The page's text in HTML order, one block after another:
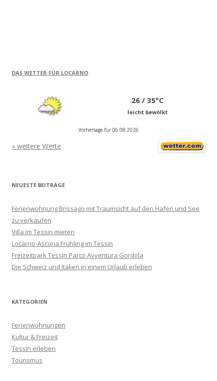
DAS WETTER FÜR LOCARNO
26 / 35°C
leicht bewölkt
Vorhersage für 06.08.2026
» weitere Werte
NEUESTE BEITRÄGE
Ferienwohnung Brissago mit Traumsicht auf den Hafen und See
zu verkaufen
Villa im Tessin mieten
Locarno-Ascona Frühling im Tessin
Freizeitpark Tessin Parco Avventura Gordola
Die Schweiz und Italien in einem Urlaub erleben
KATEGORIEN
Ferienwohnungen
Kultur & Freizeit
Tessin erleben
Tourismus